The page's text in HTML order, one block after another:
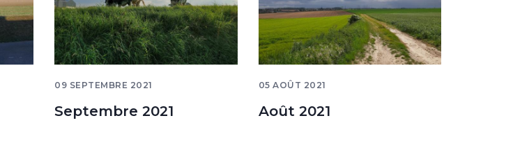
09 SEPTEMBRE 2021
Septembre 2021
05 AOÛT 2021
Août 2021